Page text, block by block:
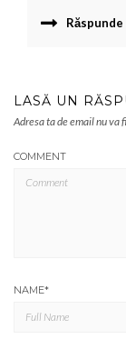
Răspunde
LASĂ UN
Adresa ta de email nu va
COMMENT
NAME*